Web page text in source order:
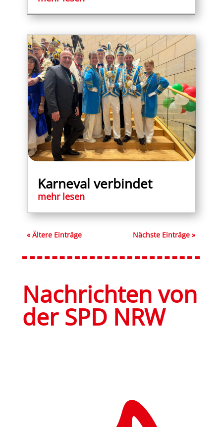
Karneval verbindet
mehr lesen
« Ältere Einträge Nächste Einträge »
Nachrichten von
der SPD NRW